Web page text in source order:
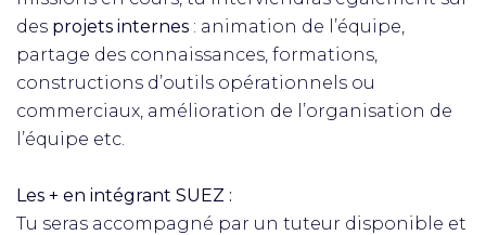
des projets internes : animation de l’équipe,
partage des connaissances, formations,
constructions d’outils opérationnels ou
commerciaux, amélioration de l’organisation de
l’équipe etc.
Les + en intégrant SUEZ :
Tu seras accompagné par un tuteur disponible et